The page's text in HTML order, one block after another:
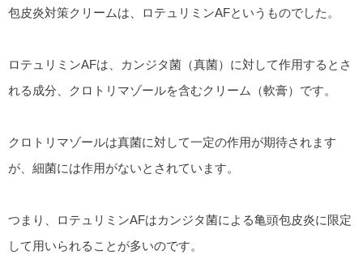
包皮炎対策クリームは、ロテュリミンAFというものでした。
ロテュリミンAFは、カンジタ菌（真菌）に対して作用するとさ
れる成分、クロトリマゾールを含むクリーム（軟膏）です。
クロトリマゾールは真菌に対して一定の作用が期待されます
が、細菌には作用がないとされています。
つまり、ロテュリミンAFはカンジタ菌による亀頭包皮炎に限定
して用いられることが多いのです。